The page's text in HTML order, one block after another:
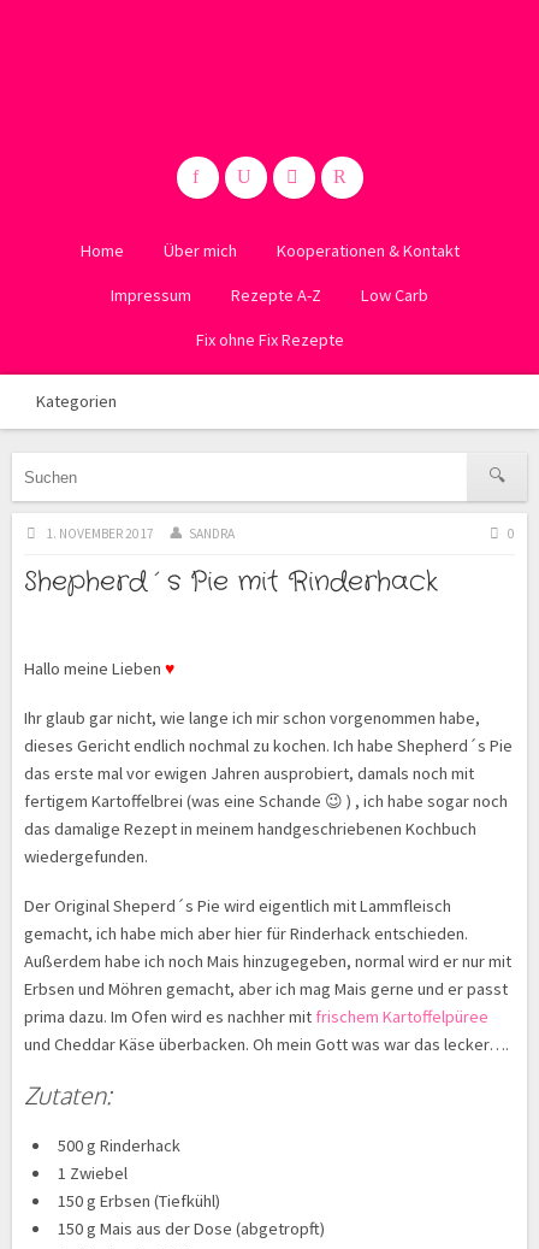
Home Über mich Kooperationen & Kontakt
Impressum Rezepte A-Z Low Carb
Fix ohne Fix Rezepte
Kategorien
1. NOVEMBER 2017 SANDRA 0
Shepherd´s Pie mit Rinderhack
Hallo meine Lieben ♥
Ihr glaub gar nicht, wie lange ich mir schon vorgenommen habe,
dieses Gericht endlich nochmal zu kochen. Ich habe Shepherd´s Pie
das erste mal vor ewigen Jahren ausprobiert, damals noch mit
fertigem Kartoffelbrei (was eine Schande 😉 ) , ich habe sogar noch
das damalige Rezept in meinem handgeschriebenen Kochbuch
wiedergefunden.
Der Original Sheperd´s Pie wird eigentlich mit Lammfleisch
gemacht, ich habe mich aber hier für Rinderhack entschieden.
Außerdem habe ich noch Mais hinzugegeben, normal wird er nur mit
Erbsen und Möhren gemacht, aber ich mag Mais gerne und er passt
prima dazu. Im Ofen wird es nachher mit frischem Kartoffelpüree
und Cheddar Käse überbacken. Oh mein Gott was war das lecker….
Zutaten:
500 g Rinderhack
1 Zwiebel
150 g Erbsen (Tiefkühl)
150 g Mais aus der Dose (abgetropft)